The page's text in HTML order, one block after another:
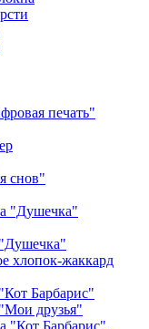
печать"
снов"
"Душечка"
"Душечка"
хлопок-жаккард
Барбарис"
друзья"
"Кот Барбарис"